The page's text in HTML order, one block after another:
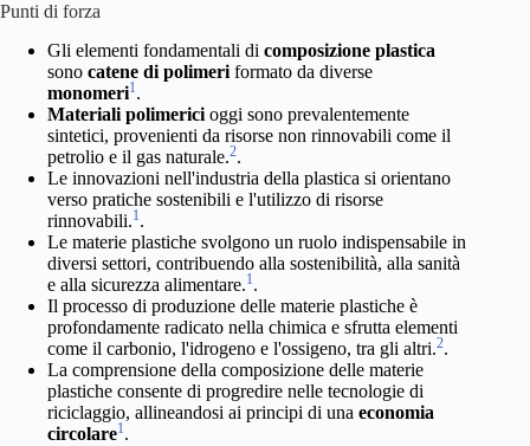
Punti di forza
Gli elementi fondamentali di composizione plastica
sono catene di polimeri formato da diverse
monomeri1.
Materiali polimerici oggi sono prevalentemente
sintetici, provenienti da risorse non rinnovabili come il
petrolio e il gas naturale.2.
Le innovazioni nell'industria della plastica si orientano
verso pratiche sostenibili e l'utilizzo di risorse
rinnovabili.1.
Le materie plastiche svolgono un ruolo indispensabile in
diversi settori, contribuendo alla sostenibilità, alla sanità
e alla sicurezza alimentare.1.
Il processo di produzione delle materie plastiche è
profondamente radicato nella chimica e sfrutta elementi
come il carbonio, l'idrogeno e l'ossigeno, tra gli altri.2.
La comprensione della composizione delle materie
plastiche consente di progredire nelle tecnologie di
riciclaggio, allineandosi ai principi di una economia
circolare1.